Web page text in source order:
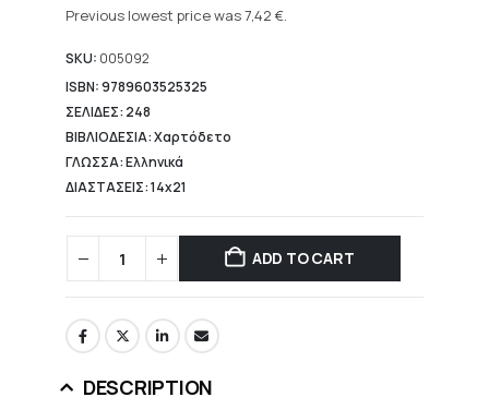
10,60 €.
price
7,42 €.
Previous lowest price was7,42 €.
SKU: 005092
ISBN: 9789603525325
ΣΕΛΙΔΕΣ: 248
ΒΙΒΛΙΟΔΕΣΙΑ: Χαρτόδετο
ΓΛΩΣΣΑ: Ελληνικά
ΔΙΑΣΤΑΣΕΙΣ: 14x21
ADD TO CART
DESCRIPTION